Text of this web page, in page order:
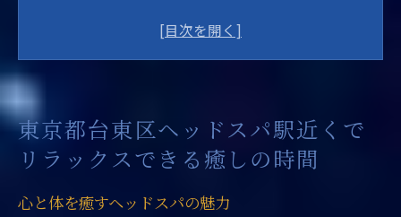
駅近でアクセス抜群のサロン
訪れるたびに感じる満足感
都会の喧騒を忘れ東京都台東区の駅近ヘッドス
パで贅沢気分を体験
東京都台東区ヘッドスパ駅近くで
リラックスできる癒しの時間
心と体を癒すヘッドスパの魅力